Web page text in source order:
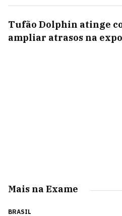
Tufão Dolphin atinge
ampliar atrasos na
Mais na Exame
BRASIL